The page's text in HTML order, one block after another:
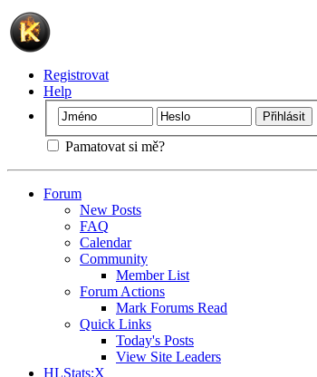
Registrovat
Help
Pamatovat si mě?
Forum
New Posts
FAQ
Calendar
Community
Member List
Forum Actions
Mark Forums Read
Quick Links
Today's Posts
View Site Leaders
HLStats:X